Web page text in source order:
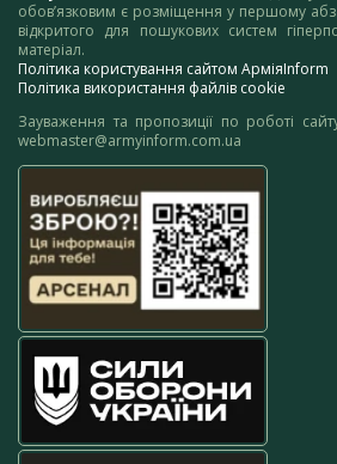
обов’язковим є розміщення у першому
відкритого для пошукових систем
матеріал.
Політика користування сайтом АрміяInform
Політика використання файлів cookie
Зауваження та пропозиції по роботі
webmaster@armyinform.com.ua